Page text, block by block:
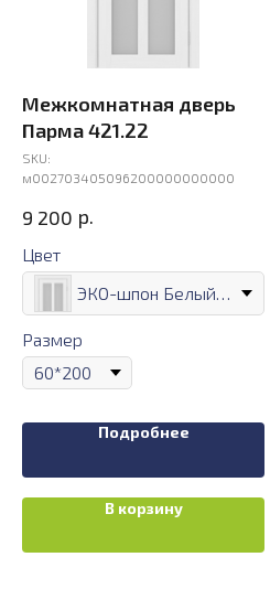
Межкомнатная дверь
Парма 421.22
SKU:
м002703405096200000000000
9 200 р.
Цвет
ЭКО-шпон Белый лёд
Размер
Подробнее
В корзину